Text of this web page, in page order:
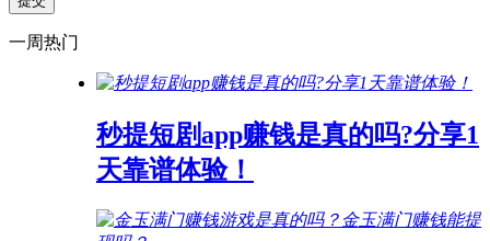
一周热门
秒提短剧app赚钱是真的吗?分享1
天靠谱体验！